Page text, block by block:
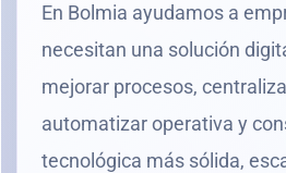
En Bolmia ayudamos a
necesitan una solución
mejorar procesos,
automatizar operativa y
tecnológica más sólida,